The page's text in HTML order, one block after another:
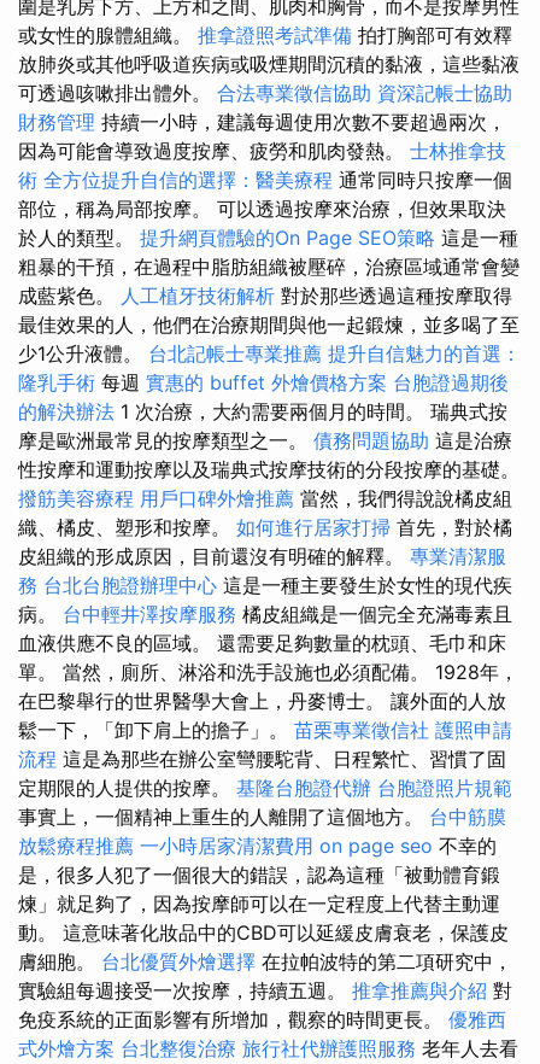
圍是乳房下方、上方和之間、肌肉和胸骨，而不是按摩男性
或女性的腺體組織。 推拿證照考試準備 拍打胸部可有效釋
放肺炎或其他呼吸道疾病或吸煙期間沉積的黏液，這些黏液
可透過咳嗽排出體外。 合法專業徵信協助 資深記帳士協助
財務管理 持續一小時，建議每週使用次數不要超過兩次，
因為可能會導致過度按摩、疲勞和肌肉發熱。 士林推拿技
術 全方位提升自信的選擇：醫美療程 通常同時只按摩一個
部位，稱為局部按摩。 可以透過按摩來治療，但效果取決
於人的類型。 提升網頁體驗的On Page SEO策略 這是一種
粗暴的干預，在過程中脂肪組織被壓碎，治療區域通常會變
成藍紫色。 人工植牙技術解析 對於那些透過這種按摩取得
最佳效果的人，他們在治療期間與他一起鍛煉，並多喝了至
少1公升液體。 台北記帳士專業推薦 提升自信魅力的首選：
隆乳手術 每週 實惠的 buffet 外燴價格方案 台胞證過期後
的解決辦法 1 次治療，大約需要兩個月的時間。 瑞典式按
摩是歐洲最常見的按摩類型之一。 債務問題協助 這是治療
性按摩和運動按摩以及瑞典式按摩技術的分段按摩的基礎。
撥筋美容療程 用戶口碑外燴推薦 當然，我們得說說橘皮組
織、橘皮、塑形和按摩。 如何進行居家打掃 首先，對於橘
皮組織的形成原因，目前還沒有明確的解釋。 專業清潔服
務 台北台胞證辦理中心 這是一種主要發生於女性的現代疾
病。 台中輕井澤按摩服務 橘皮組織是一個完全充滿毒素且
血液供應不良的區域。 還需要足夠數量的枕頭、毛巾和床
單。 當然，廁所、淋浴和洗手設施也必須配備。 1928年，
在巴黎舉行的世界醫學大會上，丹麥博士。 讓外面的人放
鬆一下，「卸下肩上的擔子」。 苗栗專業徵信社 護照申請
流程 這是為那些在辦公室彎腰駝背、日程繁忙、習慣了固
定期限的人提供的按摩。 基隆台胞證代辦 台胞證照片規範
事實上，一個精神上重生的人離開了這個地方。 台中筋膜
放鬆療程推薦 一小時居家清潔費用 on page seo 不幸的
是，很多人犯了一個很大的錯誤，認為這種「被動體育鍛
煉」就足夠了，因為按摩師可以在一定程度上代替主動運
動。 這意味著化妝品中的CBD可以延緩皮膚衰老，保護皮
膚細胞。 台北優質外燴選擇 在拉帕波特的第二項研究中，
實驗組每週接受一次按摩，持續五週。 推拿推薦與介紹 對
免疫系統的正面影響有所增加，觀察的時間更長。 優雅西
式外燴方案 台北整復治療 旅行社代辦護照服務 老年人去看